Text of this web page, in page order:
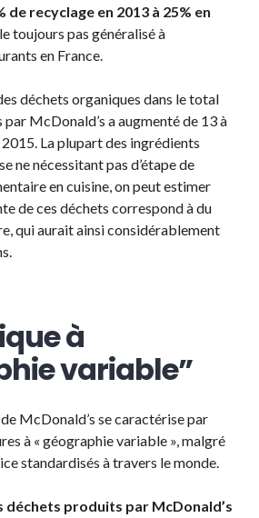
de recyclage en 2013 à 25% en
toujours pas généralisé à
en France.
déchets organiques dans le total
McDonald’s a augmenté de 13 à
La plupart des ingrédients
ne nécessitant pas d’étape de
en cuisine, on peut estimer
de ces déchets correspond à du
qui aurait ainsi considérablement
à
variable”
McDonald’s se caractérise par
à « géographie variable », malgré
standardisés à travers le monde.
déchets produits par McDonald’s